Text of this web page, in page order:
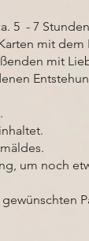
5 - 7
mit
mit
um noch